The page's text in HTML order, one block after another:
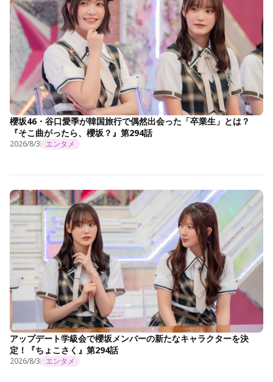
櫻坂46・谷口愛季が韓国旅行で偶然出会った「卒業生」とは？
『そこ曲がったら、櫻坂？』第294話
2026/8/3 エンタメ
アップデート学級会で櫻坂メンバーの新たなキャラクターを決
定！『ちょこさく』第294話
2026/8/3 エンタメ